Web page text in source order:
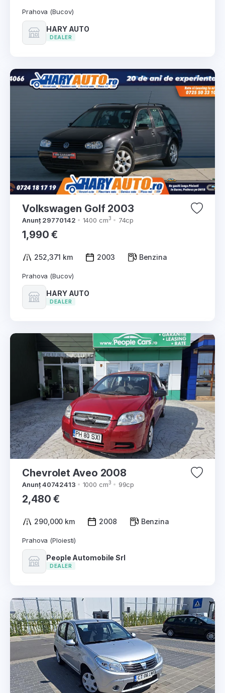
Prahova (Bucov)
HARY AUTO
DEALER
Volkswagen Golf 2003
Anunț 29770142 1400 cm3 74cp
1,990 €
252,371 km 2003 Benzina
Prahova (Bucov)
HARY AUTO
DEALER
Chevrolet Aveo 2008
Anunț 40742413 1000 cm3 99cp
2,480 €
290,000 km 2008 Benzina
Prahova (Ploiesti)
People Automobile Srl
DEALER